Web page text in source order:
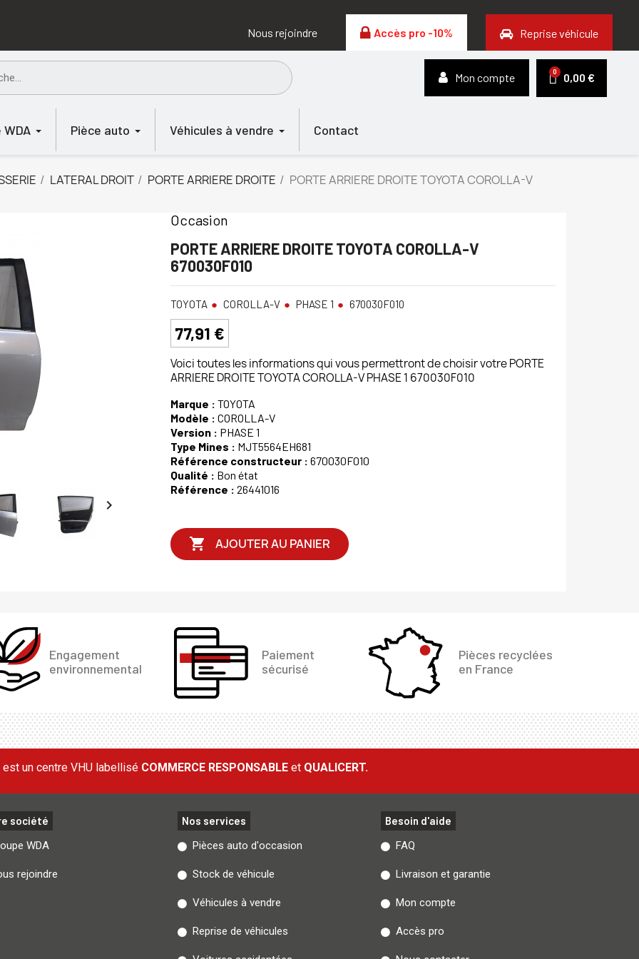
Nous rejoindre Accès pro -10% Reprise véhicule
Mon compte 0,00 €
WDA Pièce auto Véhicules à vendre Contact
LATERAL DROIT PORTE ARRIERE DROITE PORTE ARRIERE DROITE TOYOTA COROLLA-V

Occasion
PORTE ARRIERE DROITE TOYOTA COROLLA-V
670030F010
TOYOTA COROLLA-V PHASE 1 670030F010
77,91 €
Voici toutes les informations qui vous permettront de choisir votre PORTE
ARRIERE DROITE TOYOTA COROLLA-V PHASE 1 670030F010
Marque : TOYOTA
Modèle : COROLLA-V
Version : PHASE 1
Type Mines : MJT5564EH681
Référence constructeur : 670030F010
Qualité : Bon état
Référence : 26441016
 AJOUTER AU PANIER
Engagement
environnemental
Paiement
sécurisé
Pièces recyclées
en France
est un centre VHU labellisé COMMERCE RESPONSABLE et QUALICERT.
société
WDA
rejoindre
Nos services
Pièces auto d'occasion
Stock de véhicule
Véhicules à vendre
Reprise de véhicules
Besoin d'aide
FAQ
Livraison et garantie
Mon compte
Accès pro